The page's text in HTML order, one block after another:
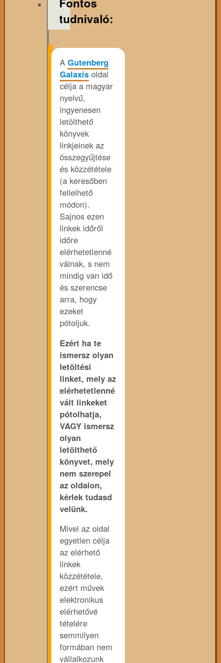
tudnivaló:
A Gutenberg
Galaxis oldal
célja a magyar
nyelvű,
ingyenesen
letölthető
könyvek
linkjeinek az
összegyűjtése
és közzététele
(a keresőben
fellelhető
módon).
Sajnos ezen
linkek időről
időre
elérhetetlenné
válnak, s nem
mindig van idő
és szerencse
arra, hogy
ezeket
pótoljuk.
Ezért ha te
ismersz olyan
letöltési
linket, mely az
elérhetetlenné
vált linkeket
pótolhatja,
VAGY ismersz
olyan
letölthető
könyvet, mely
nem szerepel
az oldalon,
kérlek tudasd
velünk.
Mivel az oldal
egyetlen célja
az elérhető
linkek
közzététele,
ezért művek
elektronikus
elérhetővé
tételére
semmilyen
formában nem
vállalkozunk